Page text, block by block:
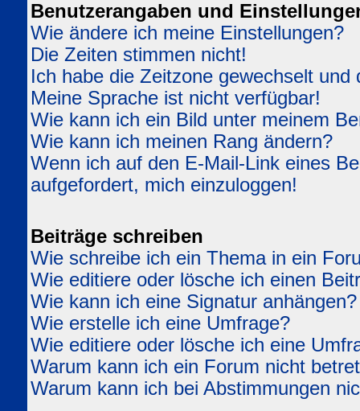
Benutzerangaben und
Wie ändere ich meine Einstellungen?
Die Zeiten stimmen nicht!
Ich habe die Zeitzone gewechselt
Meine Sprache ist nicht verfügbar!
Wie kann ich ein Bild unter meinem
Wie kann ich meinen Rang ändern?
Wenn ich auf den E-Mail-Link eines
aufgefordert, mich einzuloggen!
Beiträge schreiben
Wie schreibe ich ein Thema in ein
Wie editiere oder lösche ich einen
Wie kann ich eine Signatur anhängen?
Wie erstelle ich eine Umfrage?
Wie editiere oder lösche ich eine
Warum kann ich ein Forum nicht
Warum kann ich bei Abstimmungen